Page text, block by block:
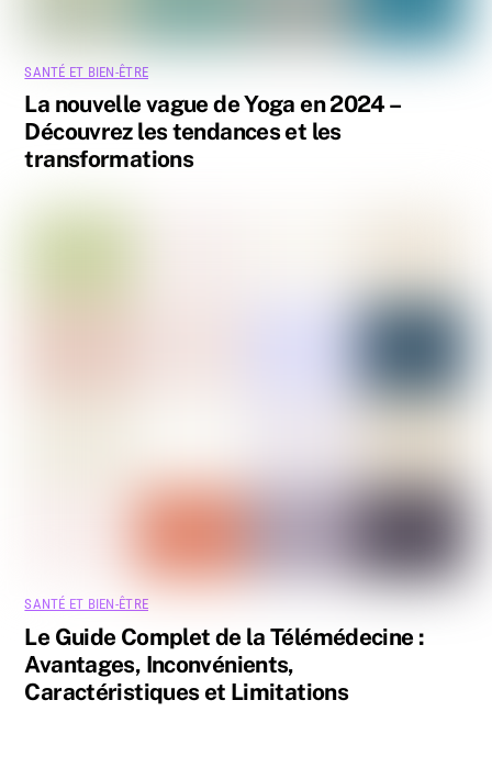
SANTÉ ET BIEN-ÊTRE
La nouvelle vague de Yoga en 2024 –
Découvrez les tendances et les
transformations
SANTÉ ET BIEN-ÊTRE
Le Guide Complet de la Télémédecine :
Avantages, Inconvénients,
Caractéristiques et Limitations